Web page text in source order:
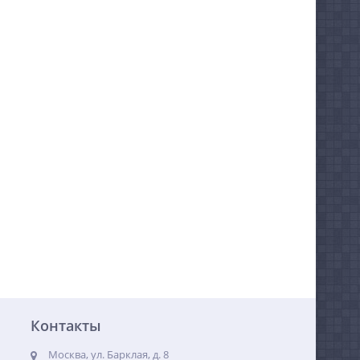
Контакты
Москва, ул. Барклая, д. 8